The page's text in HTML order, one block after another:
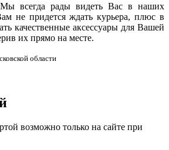
всегда рады видеть Вас в наших
не придется ждать курьера, плюс в
качественные аксессуары для Вашей
их прямо на месте.
области
возможно только на сайте при